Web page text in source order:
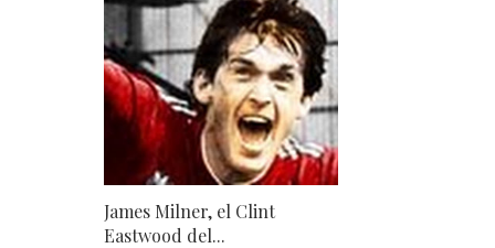
James Milner, el Clint
Eastwood del...